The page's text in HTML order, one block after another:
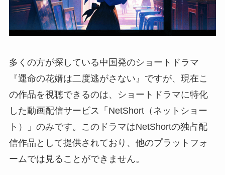
多くの方が探している中国発のショートドラマ
『運命の花婿は二度逃がさない』ですが、現在こ
の作品を視聴できるのは、ショートドラマに特化
した動画配信サービス「NetShort（ネットショー
ト）」のみです。このドラマはNetShortの独占配
信作品として提供されており、他のプラットフォ
ームでは見ることができません。